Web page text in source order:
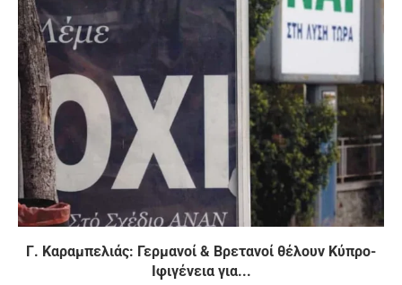
Γ. Καραμπελιάς: Γερμανοί & Βρετανοί θέλουν Κύπρο-
Ιφιγένεια για...